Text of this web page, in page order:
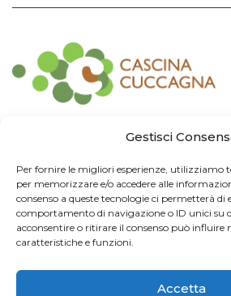
Gestisci
Per fornire le migliori esperienze, utilizziamo
per memorizzare e/o accedere alle
consenso a queste tecnologie ci permetterà di
comportamento di navigazione o ID unici su
acconsentire o ritirare il consenso può influire
caratteristiche e funzioni.
Accetta
Impresa Sociale
Via Cuccagna 2/4 - 20135 Milano - tel.
CF97426130155 -P. IVA06232010964 -REA MI
21/03/2022
cuccagna@arubapec.it - info@cuccagna.org